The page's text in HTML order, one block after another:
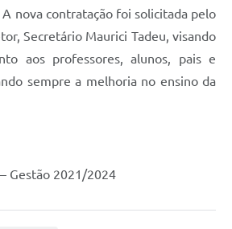
A nova contratação foi solicitada pelo
Secretário Maurici Tadeu, visando
aos professores, alunos, pais e
sempre a melhoria no ensino da
Gestão 2021/2024